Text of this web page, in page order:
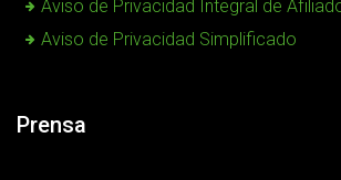
Aviso de Privacidad Integral de
Aviso de Privacidad Simplificado
Prensa